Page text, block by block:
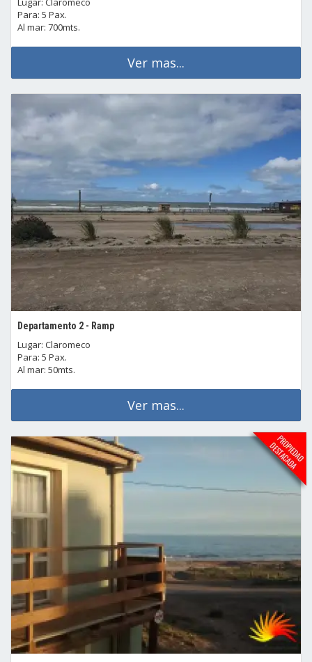
Para: 5 Pax.
Al mar: 700mts.
Ver mas...
Departamento 2 - Ramp
Lugar: Claromeco
Para: 5 Pax.
Al mar: 50mts.
Ver mas...